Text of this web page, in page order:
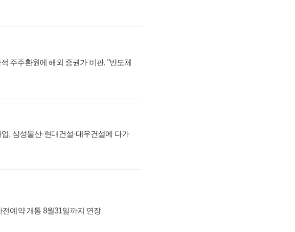
주주환원에 해외 증권가 비판, "반도체
, 삼성물산·현대건설·대우건설에 다가
예약 개통 8월31일까지 연장